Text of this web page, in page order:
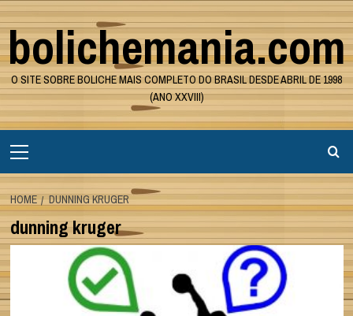
Skip
to
content
bolichemania.com
O SITE SOBRE BOLICHE MAIS COMPLETO DO BRASIL DESDE ABRIL DE 1998
(ANO XXVIII)
Menu
HOME DUNNING KRUGER
dunning kruger